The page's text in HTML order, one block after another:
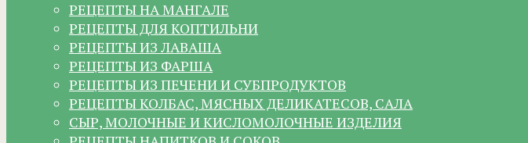
РЕЦЕПТЫ НА МАНГАЛЕ
РЕЦЕПТЫ ДЛЯ КОПТИЛЬНИ
РЕЦЕПТЫ ИЗ ЛАВАША
РЕЦЕПТЫ ИЗ ФАРША
РЕЦЕПТЫ ИЗ ПЕЧЕНИ И СУБПРОДУКТОВ
РЕЦЕПТЫ КОЛБАС, МЯСНЫХ ДЕЛИКАТЕСОВ, САЛА
СЫР, МОЛОЧНЫЕ И КИСЛОМОЛОЧНЫЕ ИЗДЕЛИЯ